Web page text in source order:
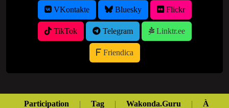
VKontakte Bluesky Flickr
TikTok Telegram Linktr.ee
Friendica
Participation | Tag | Wakonda.Guru | À